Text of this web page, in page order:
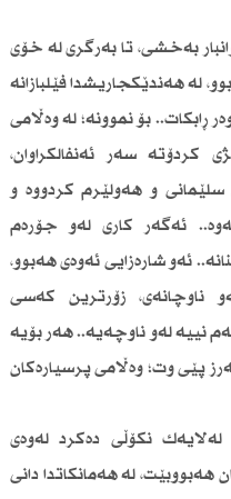
بەخشی، تا بەرگری لە خۆی
لە هەندێكجاریشدا فێلبازانە
ڕابکات.. بۆ نموونە؛ لە وەڵامی
کردۆتە سەر ئەنفالکراوان،
و هەولێرم کردووە و
ئەگەر کاری لەو جۆرەم
ئەو شارەزایی ئەوەی هەبوو،
ناوچانەی، زۆرترین کەسی
نییە لەو ناوچەیە.. هەر بۆیە
پێی وت؛ وەڵامی پرسیارەکان
نکۆڵی دەکرد لەوەی
هەبووبێت، لە هەمانکاتدا دانی